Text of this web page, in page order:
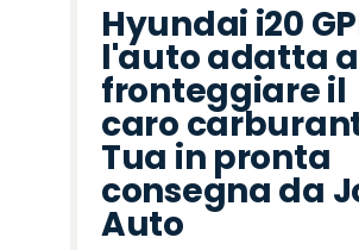
Hyundai i20
l'auto adatta a
fronteggiare il
caro
Tua in pronta
consegna da
Auto